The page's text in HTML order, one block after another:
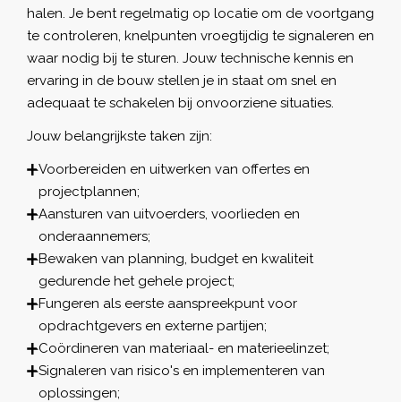
halen. Je bent regelmatig op locatie om de voortgang
te controleren, knelpunten vroegtijdig te signaleren en
waar nodig bij te sturen. Jouw technische kennis en
ervaring in de bouw stellen je in staat om snel en
adequaat te schakelen bij onvoorziene situaties.
Jouw belangrijkste taken zijn:
Voorbereiden en uitwerken van offertes en
projectplannen;
Aansturen van uitvoerders, voorlieden en
onderaannemers;
Bewaken van planning, budget en kwaliteit
gedurende het gehele project;
Fungeren als eerste aanspreekpunt voor
opdrachtgevers en externe partijen;
Coördineren van materiaal- en materieelinzet;
Signaleren van risico's en implementeren van
oplossingen;